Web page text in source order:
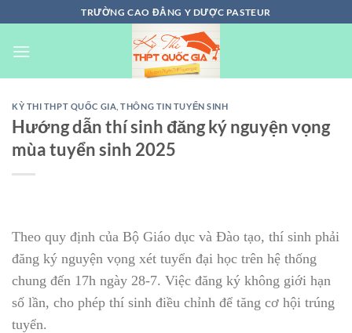
đến
nội
TRƯỜNG CAO ĐẲNG Y DƯỢC PASTEUR
KỲ THI THPT QUỐC GIA ,THÔNG TIN TUYỂN SINH
Hướng dẫn thí sinh đăng ký nguyện vọng
mùa tuyển sinh 2025
Theo quy định của Bộ Giáo dục và Đào tạo, thí sinh phải
đăng ký nguyện vọng xét tuyển đại học trên hệ thống
chung đến 17h ngày 28-7. Việc đăng ký không giới hạn
số lần, cho phép thí sinh điều chỉnh để tăng cơ hội trúng
tuyển.